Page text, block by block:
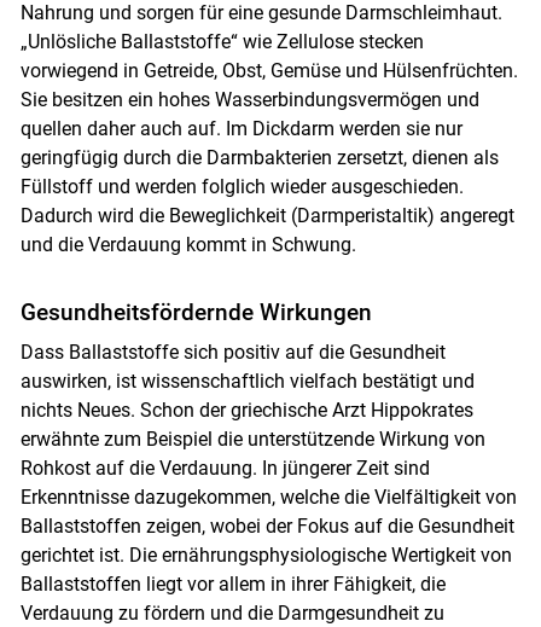
Skip to main content
Nahrung und sorgen für eine gesunde Darmschleimhaut.
„Unlösliche Ballaststoffe“ wie Zellulose stecken
vorwiegend in Getreide, Obst, Gemüse und Hülsenfrüchten.
Sie besitzen ein hohes Wasserbindungsvermögen und
quellen daher auch auf. Im Dickdarm werden sie nur
geringfügig durch die Darmbakterien zersetzt, dienen als
Füllstoff und werden folglich wieder ausgeschieden.
Dadurch wird die Beweglichkeit (Darmperistaltik) angeregt
und die Verdauung kommt in Schwung.
Gesundheitsfördernde Wirkungen
Dass Ballaststoffe sich positiv auf die Gesundheit
auswirken, ist wissenschaftlich vielfach bestätigt und
nichts Neues. Schon der griechische Arzt Hippokrates
erwähnte zum Beispiel die unterstützende Wirkung von
Rohkost auf die Verdauung. In jüngerer Zeit sind
Erkenntnisse dazugekommen, welche die Vielfältigkeit von
Ballaststoffen zeigen, wobei der Fokus auf die Gesundheit
gerichtet ist. Die ernährungsphysiologische Wertigkeit von
Ballaststoffen liegt vor allem in ihrer Fähigkeit, die
Verdauung zu fördern und die Darmgesundheit zu